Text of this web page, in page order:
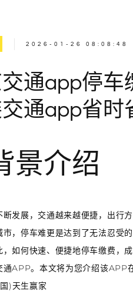
2026-01-26 08:08:48
通app停车
通app省时
景介绍
断发展，交通越来越便捷，出行
市，停车难更是达到了无法忍受
，如何快速、便捷地停车缴费，
APP。本文将为您介绍该APP在
)天生赢家